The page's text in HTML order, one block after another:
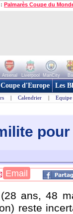
Palmarès Coupe du
Arsenal Liverpool ManCity
Coupe d'Europe Les
| Calendrier | Equipe
Email
(28 ans, 48
reste